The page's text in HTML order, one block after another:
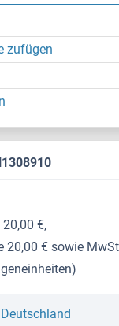
zufügen
€,
20,00 € sowie MwSt
Deutschland